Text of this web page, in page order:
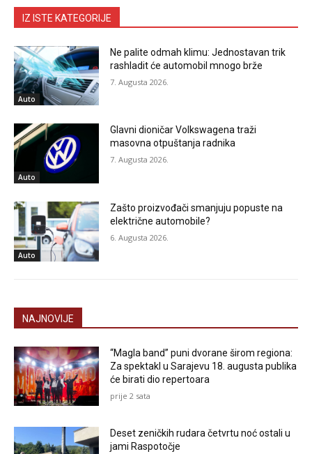
IZ ISTE KATEGORIJE
Auto
Ne palite odmah klimu: Jednostavan trik
rashladit će automobil mnogo brže
7. Augusta 2026.
Auto
Glavni dioničar Volkswagena traži
masovna otpuštanja radnika
7. Augusta 2026.
Auto
Zašto proizvođači smanjuju popuste na
električne automobile?
6. Augusta 2026.
NAJNOVIJE
“Magla band” puni dvorane širom regiona:
Za spektakl u Sarajevu 18. augusta publika
će birati dio repertoara
prije 2 sata
Deset zeničkih rudara četvrtu noć ostali u
jami Raspotočje